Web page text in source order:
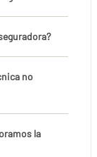
no
la